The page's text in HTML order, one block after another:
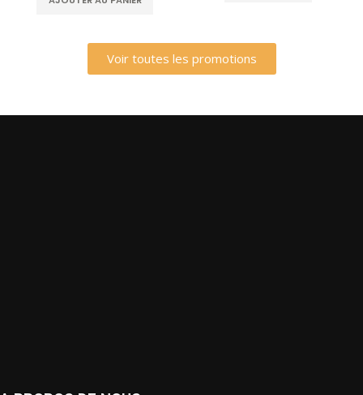
Voir toutes les promotions